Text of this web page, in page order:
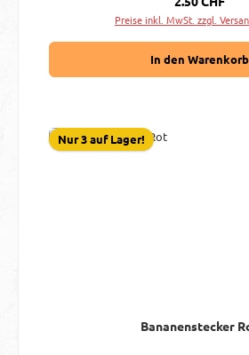
Preise inkl. MwSt. zzgl.
In den Warenkorb
Nur 3 auf Lager!
Bananenstecker